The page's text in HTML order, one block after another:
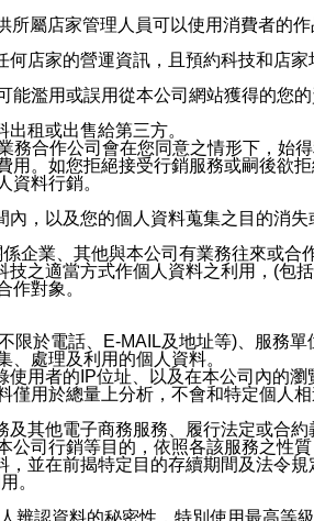
屬店家管理人員可以使用消費者的
店家的營運資訊，且預約科技和店
濫用或誤用從本公司網站獲得的您
租或出售給第三方。
合作公司會在您同意之情形下，始
。如您拒絕接受行銷服務或嗣後欲
資料行銷。
，以及您的個人資料蒐集之目的消
企業、其他與本公司有業務往來或合
之適當方式作個人資料之利用，(
作對象。
限於電話、E-MAIL及地址等)、服務
處理及利用的個人資料。
用者的IP位址、以及在本公司內的
用於總量上分析，不會和特定個人相
其他電子商務服務、履行法定或合
司行銷等目的，依照各該服務之性
並在前揭特定目的存續期間及法令
。
辨認資料的秘密性，特別使用最高等